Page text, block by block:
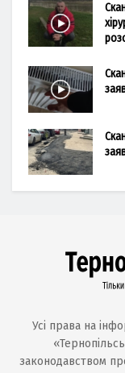
Усі права на
законодавством